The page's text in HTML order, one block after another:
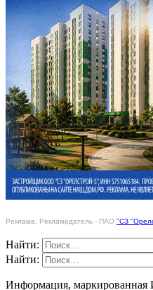
Реклама. Рекламодатель - ПАО "СЗ
Найти:
Найти:
Информация, маркированная